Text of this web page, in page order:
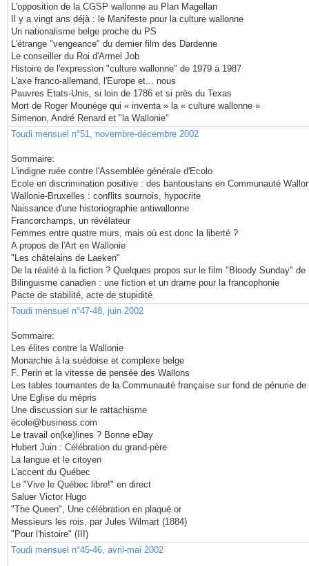
L'opposition de la CGSP wallonne au Plan Magellan
Il y a vingt ans déjà : le Manifeste pour la culture wallonne
Un nationalisme belge proche du PS
L'étrange "vengeance" du dernier film des Dardenne
Le conseiller du Roi d'Armel Job
Histoire de l'expression "culture wallonne" de 1979 à 1987
L'axe franco-allemand, l'Europe et... nous
Pauvres Etats-Unis, si loin de 1786 et si près du Texas
Mort de Roger Mounège qui « inventa » la « culture wallonne »
Simenon, André Renard et "la Wallonie"
Toudi mensuel n°51, novembre-décembre 2002
Sommaire:
L'indigne ruée contre l'Assemblée générale d'Ecolo
Ecole en discrimination positive : des bantoustans en Communauté
Wallonie-Bruxelles : conflits sournois, hypocrite
Naissance d'une historiographie antiwallonne
Francorchamps, un révélateur
Femmes entre quatre murs, mais où est donc la liberté ?
A propos de l'Art en Wallonie
"Les châtelains de Laeken"
De la réalité à la fiction ? Quelques propos sur le film "Bloody Sunday" de
Bilinguisme canadien : une fiction et un drame pour la francophonie
Pacte de stabilité, acte de stupidité
Toudi mensuel n°47-48, juin 2002
Sommaire:
Les élites contre la Wallonie
Monarchie à la suédoise et complexe belge
F. Perin et la vitesse de pensée des Wallons
Les tables tournantes de la Communauté française sur fond de pénurie de
Une Eglise du mépris
Une discussion sur le rattachisme
école@business.com
Le travail on(ke)lines ? Bonne eDay
Hubert Juin : Célébration du grand-père
La langue et le citoyen
L'accent du Québec
Le "Vive le Québec libre!" en direct
Saluer Victor Hugo
"The Queen", Une célébration en plaqué or
Messieurs les rois, par Jules Wilmart (1884)
"Pour l'histoire" (III)
Toudi mensuel n°45-46, avril-mai 2002